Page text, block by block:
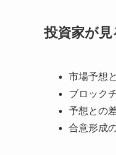
投資家が
市場予想
ブロック
予想との
合意形成